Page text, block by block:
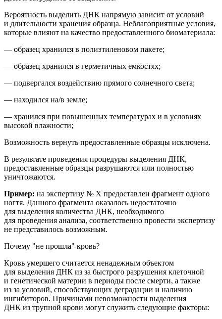
Вероятность выделить ДНК напрямую зависит от условий
и длительности хранения образца. Неблагоприятные условия,
которые влияют на качество предоставленного биоматериала:
— образец хранился в полиэтиленовом пакете;
— образец хранился в герметичных емкостях;
— подвергался воздействию прямого солнечного света;
— находился на/в земле;
— хранился при повышенных температурах и в условиях
высокой влажности;
Возможность вернуть предоставленные образцы исключена.
В результате проведения процедуры выделения ДНК,
предоставленные образцы разрушаются или полностью
уничтожаются.
Пример: на экспертизу № Х предоставлен фрагмент одного
ногтя. Данного фрагмента оказалось недостаточно
для выделения количества ДНК, необходимого
для проведения анализа, соответственно провести экспертизу
не представилось возможным.
Почему "не прошла" кровь?
Кровь умершего считается ненадежным объектом
для выделения ДНК из за быстрого разрушения клеточной
и генетической материи в периоды после смерти, а также
из за условий, способствующих деградации и наличию
ингибиторов. Причинами невозможности выделения
ДНК из трупной крови могут служить следующие факторы: